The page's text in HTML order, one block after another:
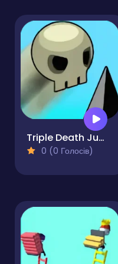
Triple Death Jump
0 (0 Голосів)